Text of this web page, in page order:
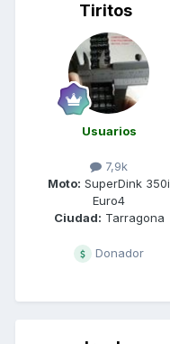
Tiritos
Usuarios
7,9k
Moto: SuperDink 350i
Euro4
Ciudad: Tarragona
Donador